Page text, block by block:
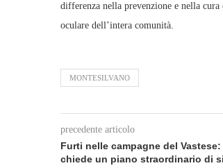
differenza nella prevenzione e nella
oculare dell’intera comunità.
MONTESILVANO
precedente articolo
Furti nelle campagne del
chiede un piano straordinario di